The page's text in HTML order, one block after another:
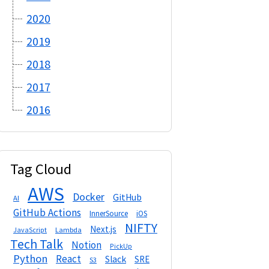
2020
2019
2018
2017
2016
Tag Cloud
AI AWS Docker GitHub
GitHub Actions InnerSource iOS
JavaScript Lambda Next.js
NIFTY
Tech Talk
Notion PickUp
Python React S3 Slack SRE